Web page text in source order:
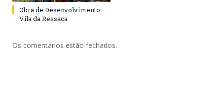
Obra de Desenvolvimento –
Vila da Ressaca
Os comentários estão fechados.